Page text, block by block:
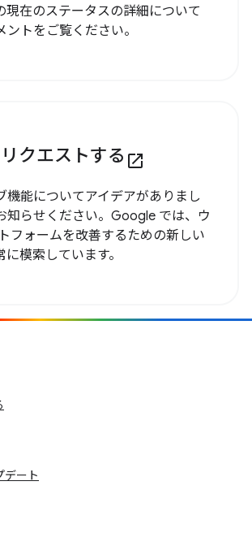
現在のステータスの詳細について
ントをご覧ください。
クエストする open_in_new
機能についてアイデアがありまし
知らせください。Google では、ウ
フォームを改善するための新しい
模索しています。
デート